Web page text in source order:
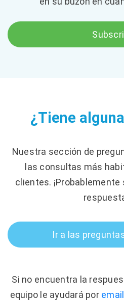
¿Tiene
Nuestra sección de
las consultas más
clientes.
Ir a las
Si no encuentra la
equipo le ayudará por email